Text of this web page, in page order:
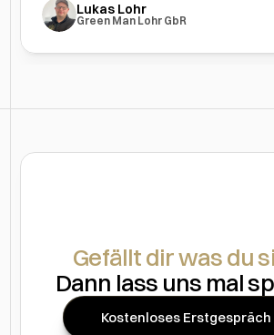
Lukas Lohr
Green Man Lohr GbR
Gefällt dir was du
Dann lass uns mal
Kostenloses